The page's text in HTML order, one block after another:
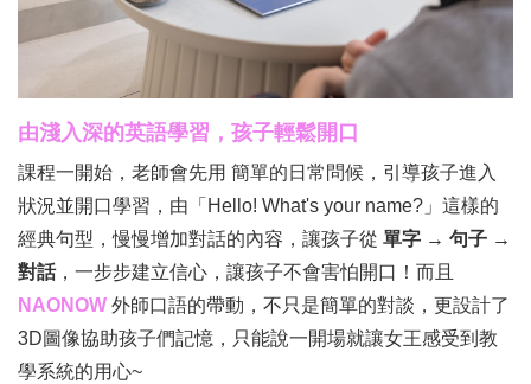
由淺入深的英語學習，孩子輕鬆開口
課程一開始，老師會先用 簡單的日常問候，引導孩子進入
狀況並開口學習，由「Hello! What's your name?」這樣的
經典句型，慢慢增加對話的內容，讓孩子從 單字 → 句子 →
對話，一步步建立信心，讓孩子不會害怕開口！而且
NAONOW 外師口語的帶動，不只是簡單的對談，更設計了
3D圖像協助孩子們記憶，只能說一開場就讓女王感受到教
學系統的用心~